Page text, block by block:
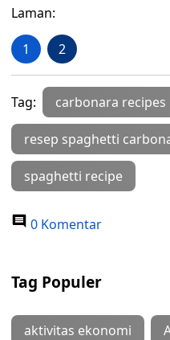
Laman:
1 2
Tag: carbonara recipes
resep spaghetti
spaghetti recipe
0 Komentar
Tag Populer
aktivitas ekonomi